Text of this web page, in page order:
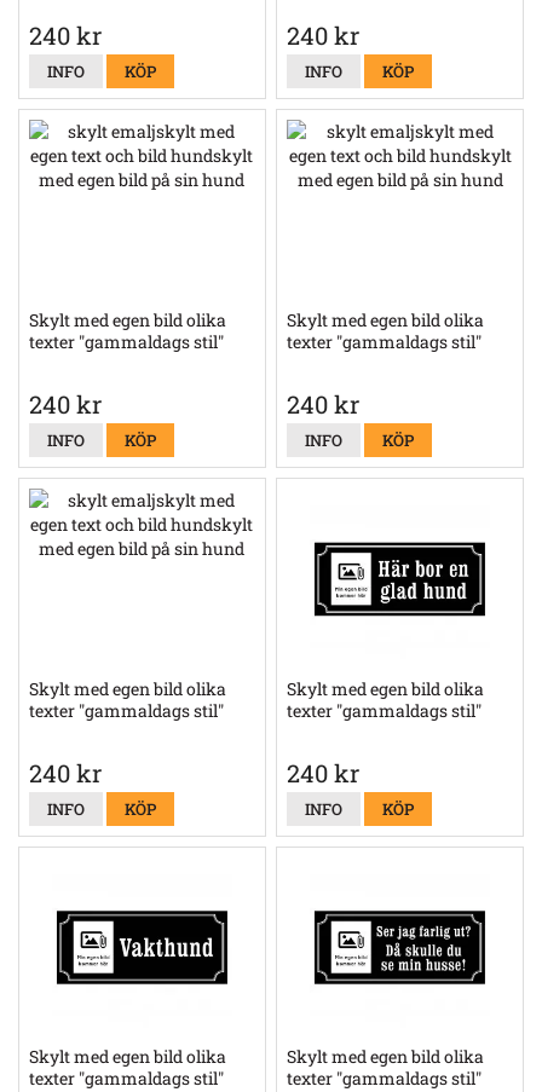
240 kr
INFO KÖP
240 kr
INFO KÖP
Skylt med egen bild olika
texter "gammaldags stil"
240 kr
INFO KÖP
Skylt med egen bild olika
texter "gammaldags stil"
240 kr
INFO KÖP
Skylt med egen bild olika
texter "gammaldags stil"
240 kr
INFO KÖP
Skylt med egen bild olika
texter "gammaldags stil"
240 kr
INFO KÖP
Skylt med egen bild olika
texter "gammaldags stil"
Skylt med egen bild olika
texter "gammaldags stil"